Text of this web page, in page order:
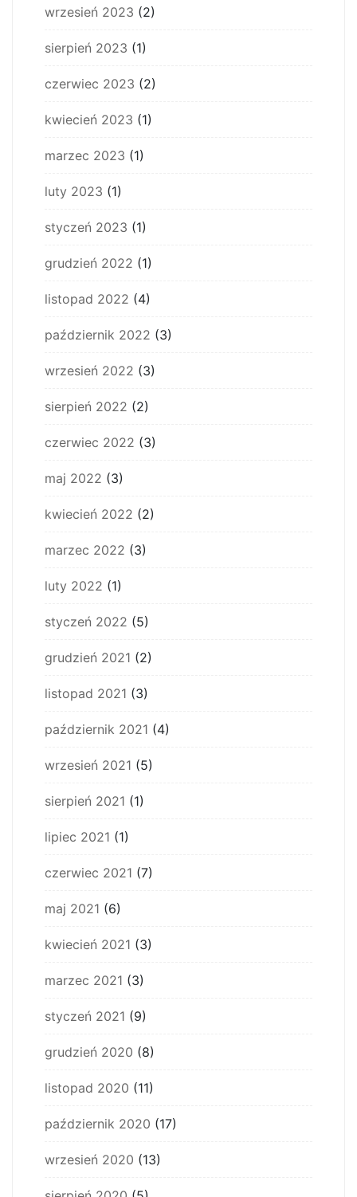
wrzesień 2023 (2)
sierpień 2023 (1)
czerwiec 2023 (2)
kwiecień 2023 (1)
marzec 2023 (1)
luty 2023 (1)
styczeń 2023 (1)
grudzień 2022 (1)
listopad 2022 (4)
październik 2022 (3)
wrzesień 2022 (3)
sierpień 2022 (2)
czerwiec 2022 (3)
maj 2022 (3)
kwiecień 2022 (2)
marzec 2022 (3)
luty 2022 (1)
styczeń 2022 (5)
grudzień 2021 (2)
listopad 2021 (3)
październik 2021 (4)
wrzesień 2021 (5)
sierpień 2021 (1)
lipiec 2021 (1)
czerwiec 2021 (7)
maj 2021 (6)
kwiecień 2021 (3)
marzec 2021 (3)
styczeń 2021 (9)
grudzień 2020 (8)
listopad 2020 (11)
październik 2020 (17)
wrzesień 2020 (13)